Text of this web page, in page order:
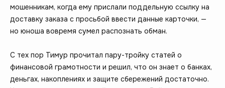
мошенникам, когда ему прислали поддельную ссылку на
доставку заказа с просьбой ввести данные карточки, —
но юноша вовремя сумел распознать обман.
С тех пор Тимур прочитал пару-тройку статей о
финансовой грамотности и решил, что он знает о банках,
деньгах, накоплениях и защите сбережений достаточно.